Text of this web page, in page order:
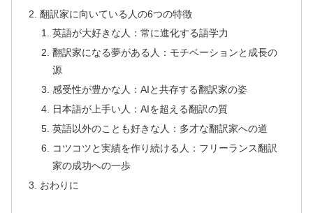
翻訳家に向いている人の6つの特徴
英語が大好きな人：常に進化する語学力
翻訳家になる夢がある人：モチベーションと成長の
源
感受性が豊かな人：AIと共存する翻訳家の姿
日本語が上手い人：AIを超える翻訳の質
英語以外のことも好きな人：多才な翻訳家への道
コツコツと実績を作り続ける人：フリーランス翻訳
家の成功への一歩
おわりに